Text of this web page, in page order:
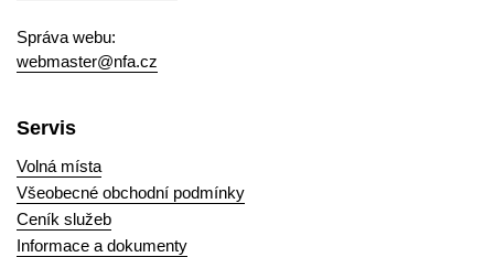
Správa webu:
webmaster@nfa.cz
Servis
Volná místa
Všeobecné obchodní podmínky
Ceník služeb
Informace a dokumenty